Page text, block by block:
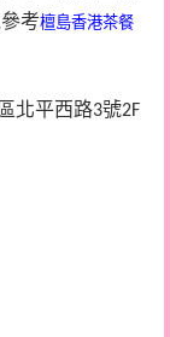
考檀島香港茶餐
北平西路3號2F